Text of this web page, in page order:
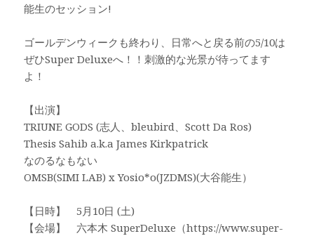
能生のセッション!
ゴールデンウィークも終わり、日常へと戻る前の5/10は
ぜひSuper Deluxeへ！！刺激的な光景が待ってます
よ！
【出演】
TRIUNE GODS (志人、bleubird、Scott Da Ros)
Thesis Sahib a.k.a James Kirkpatrick
なのるなもない
OMSB(SIMI LAB) x Yosio*o(JZDMS)(大谷能生）
【日時】 5月10日 (土)
【会場】 六本木 SuperDeluxe（https://www.super-